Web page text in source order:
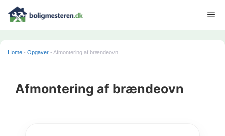
Home - Opgaver - Afmontering af brændeovn
Afmontering af brændeovn